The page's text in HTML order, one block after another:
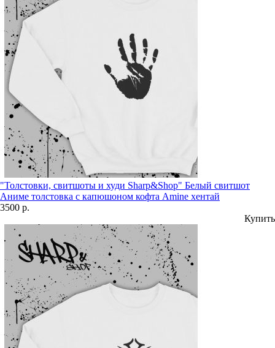
"Толстовки, свитшоты и худи Sharp&Shop" Белый свитшот
Аниме толстовка с капюшоном кофта Amine хентай
3500 р.
Купить